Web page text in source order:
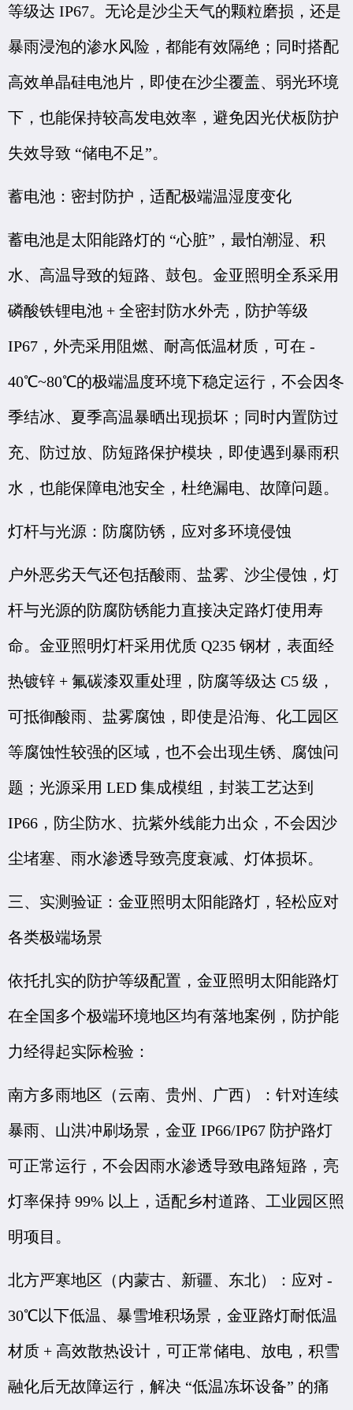
等级达 IP67。无论是沙尘天气的颗粒磨损，还是
暴雨浸泡的渗水风险，都能有效隔绝；同时搭配
高效单晶硅电池片，即使在沙尘覆盖、弱光环境
下，也能保持较高发电效率，避免因光伏板防护
失效导致 “储电不足”。
蓄电池：密封防护，适配极端温湿度变化
蓄电池是太阳能路灯的 “心脏”，最怕潮湿、积
水、高温导致的短路、鼓包。金亚照明全系采用
磷酸铁锂电池 + 全密封防水外壳，防护等级
IP67，外壳采用阻燃、耐高低温材质，可在 -
40℃~80℃的极端温度环境下稳定运行，不会因冬
季结冰、夏季高温暴晒出现损坏；同时内置防过
充、防过放、防短路保护模块，即使遇到暴雨积
水，也能保障电池安全，杜绝漏电、故障问题。
灯杆与光源：防腐防锈，应对多环境侵蚀
户外恶劣天气还包括酸雨、盐雾、沙尘侵蚀，灯
杆与光源的防腐防锈能力直接决定路灯使用寿
命。金亚照明灯杆采用优质 Q235 钢材，表面经
热镀锌 + 氟碳漆双重处理，防腐等级达 C5 级，
可抵御酸雨、盐雾腐蚀，即使是沿海、化工园区
等腐蚀性较强的区域，也不会出现生锈、腐蚀问
题；光源采用 LED 集成模组，封装工艺达到
IP66，防尘防水、抗紫外线能力出众，不会因沙
尘堵塞、雨水渗透导致亮度衰减、灯体损坏。
三、实测验证：金亚照明太阳能路灯，轻松应对
各类极端场景
依托扎实的防护等级配置，金亚照明太阳能路灯
在全国多个极端环境地区均有落地案例，防护能
力经得起实际检验：
南方多雨地区（云南、贵州、广西）：针对连续
暴雨、山洪冲刷场景，金亚 IP66/IP67 防护路灯
可正常运行，不会因雨水渗透导致电路短路，亮
灯率保持 99% 以上，适配乡村道路、工业园区照
明项目。
北方严寒地区（内蒙古、新疆、东北）：应对 -
30℃以下低温、暴雪堆积场景，金亚路灯耐低温
材质 + 高效散热设计，可正常储电、放电，积雪
融化后无故障运行，解决 “低温冻坏设备” 的痛